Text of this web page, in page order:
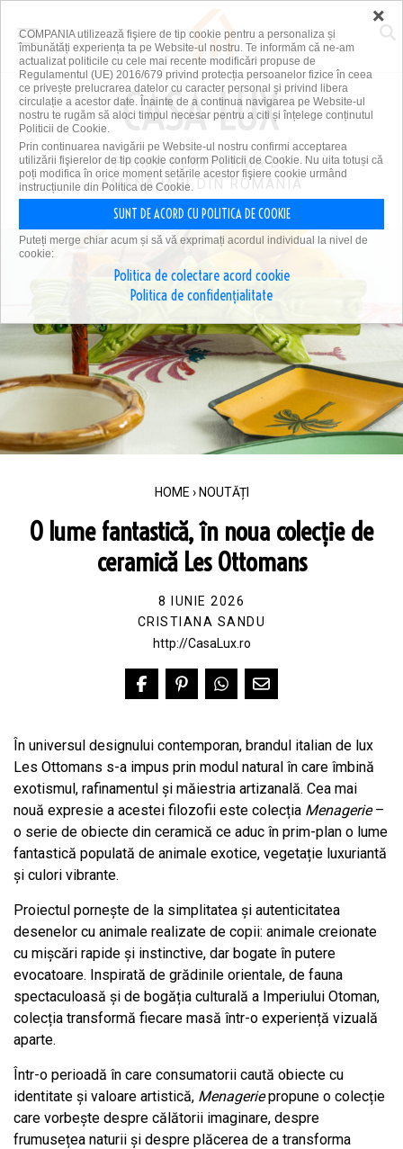
PRIMA PLATFORMĂ DE
AMENAJĂRI DIN ROMÂNIA
HOME › NOUTĂȚI
O lume fantastică, în noua colecție de
ceramică Les Ottomans
8 IUNIE 2026
CRISTIANA SANDU
http://CasaLux.ro
În universul designului contemporan, brandul italian de lux
Les Ottomans s-a impus prin modul natural în care îmbină
exotismul, rafinamentul și măiestria artizanală. Cea mai
nouă expresie a acestei filozofii este colecția Menagerie–
o serie de obiecte din ceramică ce aduc în prim-plan o lume
fantastică populată de animale exotice, vegetație luxuriantă
și culori vibrante.
Proiectul pornește de la simplitatea și autenticitatea
desenelor cu animale realizate de copii: animale creionate
cu mișcări rapide și instinctive, dar bogate în putere
evocatoare. Inspirată de grădinile orientale, de fauna
spectaculoasă și de bogăția culturală a Imperiului Otoman,
colecția transformă fiecare masă într-o experiență vizuală
aparte.
Într-o perioadă în care consumatorii caută obiecte cu
identitate și valoare artistică, Menageriepropune o colecție
care vorbește despre călătorii imaginare, despre
frumusețea naturii și despre plăcerea de a transforma
×
COMPANIA utilizează fişiere de tip cookie pentru a personaliza și
îmbunătăți experiența ta pe Website-ul nostru. Te informăm că ne-am
actualizat politicile cu cele mai recente modificări propuse de
Regulamentul (UE) 2016/679 privind protecția persoanelor fizice în ceea
ce privește prelucrarea datelor cu caracter personal și privind libera
circulație a acestor date. Înainte de a continua navigarea pe Website-ul
nostru te rugăm să aloci timpul necesar pentru a citi și înțelege conținutul
Politicii de Cookie.
Prin continuarea navigării pe Website-ul nostru confirmi acceptarea
utilizării fişierelor de tip cookie conform Politicii de Cookie. Nu uita totuși că
poți modifica în orice moment setările acestor fişiere cookie urmând
instrucțiunile din Politica de Cookie.
SUNT DE ACORD CU POLITICA DE COOKIE
Puteți merge chiar acum și să vă exprimați acordul individual la nivel de
cookie:
Politica de colectare acord cookie
Politica de confidențialitate